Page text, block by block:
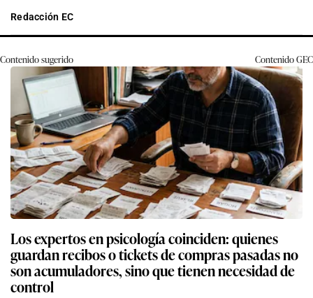
Redacción EC
Contenido sugerido ContenidoGEC
Los expertos en psicología coinciden: quienes
guardan recibos o tickets de compras pasadas no
son acumuladores, sino que tienen necesidad de
control